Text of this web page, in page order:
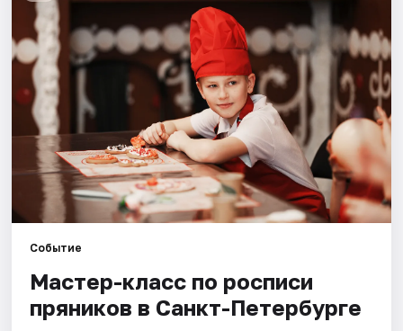
Выставки
Квесты
Экскурсии
Спорт
События
Площадки
Артисты
Событие
Мастер-класс по росписи
пряников в Санкт-Петербурге